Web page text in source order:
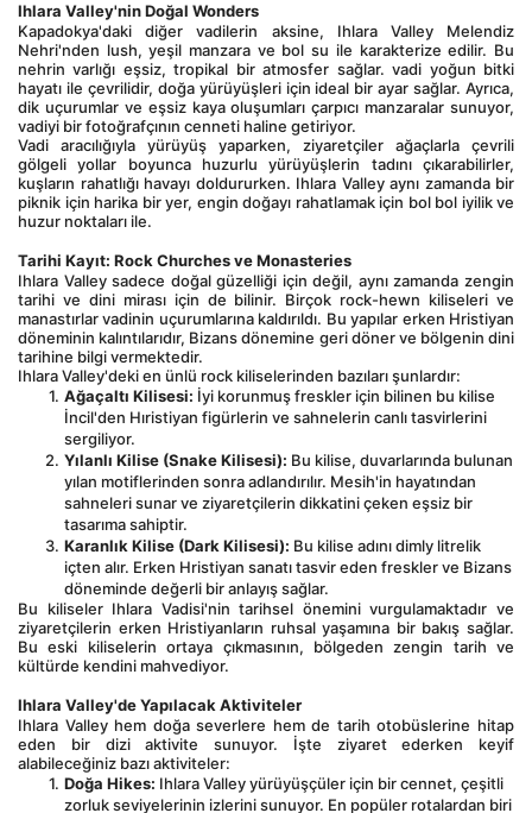
Ihlara Valley'nin Doğal Wonders
Kapadokya'daki diğer vadilerin aksine, Ihlara Valley Melendiz
Nehri'nden lush, yeşil manzara ve bol su ile karakterize edilir. Bu
nehrin varlığı eşsiz, tropikal bir atmosfer sağlar. vadi yoğun bitki
hayatı ile çevrilidir, doğa yürüyüşleri için ideal bir ayar sağlar. Ayrıca,
dik uçurumlar ve eşsiz kaya oluşumları çarpıcı manzaralar sunuyor,
vadiyi bir fotoğrafçının cenneti haline getiriyor.
Vadi aracılığıyla yürüyüş yaparken, ziyaretçiler ağaçlarla çevrili
gölgeli yollar boyunca huzurlu yürüyüşlerin tadını çıkarabilirler,
kuşların rahatlığı havayı doldururken. Ihlara Valley aynı zamanda bir
piknik için harika bir yer, engin doğayı rahatlamak için bol bol iyilik ve
huzur noktaları ile.
Tarihi Kayıt: Rock Churches ve Monasteries
Ihlara Valley sadece doğal güzelliği için değil, aynı zamanda zengin
tarihi ve dini mirası için de bilinir. Birçok rock-hewn kiliseleri ve
manastırlar vadinin uçurumlarına kaldırıldı. Bu yapılar erken Hristiyan
döneminin kalıntılarıdır, Bizans dönemine geri döner ve bölgenin dini
tarihine bilgi vermektedir.
Ihlara Valley'deki en ünlü rock kiliselerinden bazıları şunlardır:
Ağaçaltı Kilisesi: İyi korunmuş freskler için bilinen bu kilise
İncil'den Hıristiyan figürlerin ve sahnelerin canlı tasvirlerini
sergiliyor.
Yılanlı Kilise (Snake Kilisesi): Bu kilise, duvarlarında bulunan
yılan motiflerinden sonra adlandırılır. Mesih'in hayatından
sahneleri sunar ve ziyaretçilerin dikkatini çeken eşsiz bir
tasarıma sahiptir.
Karanlık Kilise (Dark Kilisesi): Bu kilise adını dimly litrelik
içten alır. Erken Hristiyan sanatı tasvir eden freskler ve Bizans
döneminde değerli bir anlayış sağlar.
Bu kiliseler Ihlara Vadisi'nin tarihsel önemini vurgulamaktadır ve
ziyaretçilerin erken Hristiyanların ruhsal yaşamına bir bakış sağlar.
Bu eski kiliselerin ortaya çıkmasının, bölgeden zengin tarih ve
kültürde kendini mahvediyor.
Ihlara Valley'de Yapılacak Aktiviteler
Ihlara Valley hem doğa severlere hem de tarih otobüslerine hitap
eden bir dizi aktivite sunuyor. İşte ziyaret ederken keyif
alabileceğiniz bazı aktiviteler:
Doğa Hikes: Ihlara Valley yürüyüşçüler için bir cennet, çeşitli
zorluk seviyelerinin izlerini sunuyor. En popüler rotalardan biri